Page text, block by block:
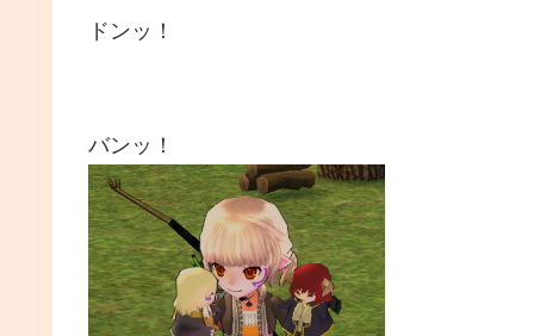
ドンッ！
バンッ！